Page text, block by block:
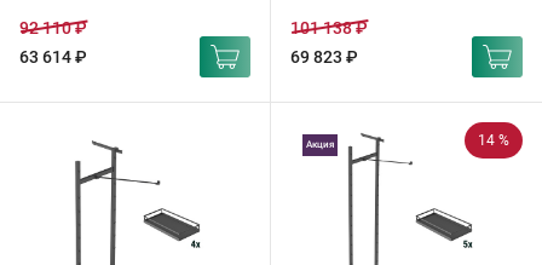
63 614 ₽
92 110 ₽
69 823 ₽
101 138 ₽
14 %
Акция